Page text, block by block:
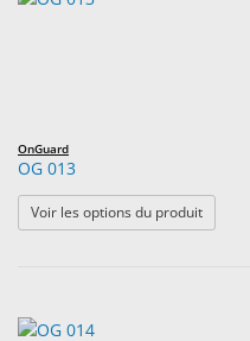
OnGuard
OG 013
Voir les options du produit: OG 013